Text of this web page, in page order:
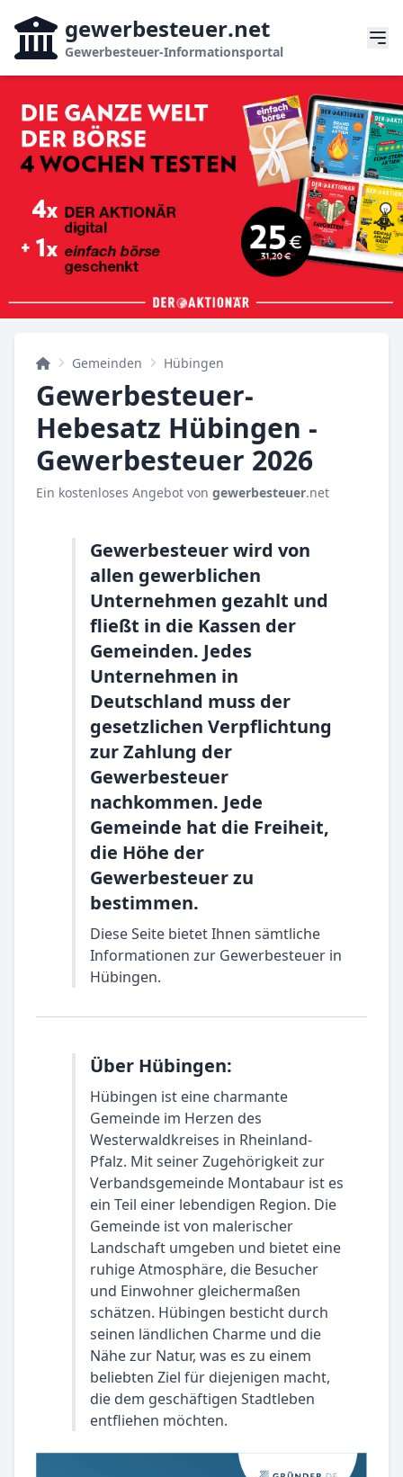
gewerbesteuer.net
Gewerbesteuer-Informationsportal
Gemeinden Hübingen
Gewerbesteuer-
Hebesatz Hübingen -
Gewerbesteuer 2026
Ein kostenloses Angebot von gewerbesteuer.net
Gewerbesteuer wird von
allen gewerblichen
Unternehmen gezahlt und
fließt in die Kassen der
Gemeinden. Jedes
Unternehmen in
Deutschland muss der
gesetzlichen Verpflichtung
zur Zahlung der
Gewerbesteuer
nachkommen. Jede
Gemeinde hat die Freiheit,
die Höhe der
Gewerbesteuer zu
bestimmen.
Diese Seite bietet Ihnen sämtliche
Informationen zur Gewerbesteuer in
Hübingen.
Über Hübingen:
Hübingen ist eine charmante
Gemeinde im Herzen des
Westerwaldkreises in Rheinland-
Pfalz. Mit seiner Zugehörigkeit zur
Verbandsgemeinde Montabaur ist es
ein Teil einer lebendigen Region. Die
Gemeinde ist von malerischer
Landschaft umgeben und bietet eine
ruhige Atmosphäre, die Besucher
und Einwohner gleichermaßen
schätzen. Hübingen besticht durch
seinen ländlichen Charme und die
Nähe zur Natur, was es zu einem
beliebten Ziel für diejenigen macht,
die dem geschäftigen Stadtleben
entfliehen möchten.